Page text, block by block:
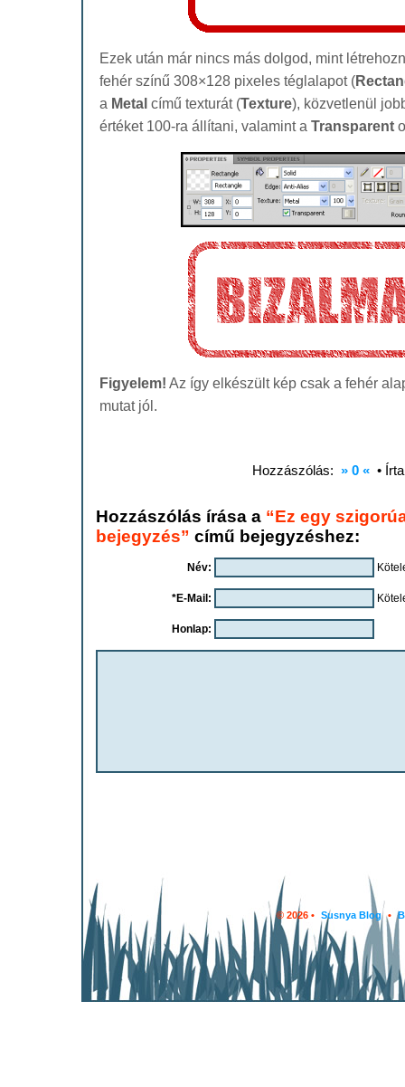
Ezek után már nincs más dolgod, mint
fehér színű 308×128 pixeles téglalapot (
a Metal című texturát (Texture), közvetlenül
értéket 100-ra állítani, valamint a Transparent
Figyelem! Az így elkészült kép csak a fehér
mutat jól.
Hozzászólás: » 0 « •
Hozzászólás írása a “Ez egy
bejegyzés” című bejegyzéshez:
Név:
*E-Mail:
Honlap:
© 2026 • Susnya Blog •